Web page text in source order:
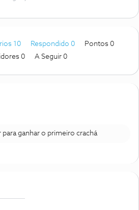
10 Respondido 0
Pontos 0
0 A Seguir 0
para ganhar o primeiro crachá